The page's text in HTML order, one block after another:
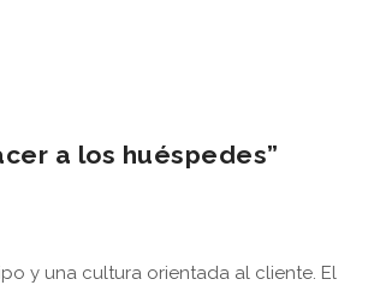
a los huéspedes”
y una cultura orientada al cliente. El